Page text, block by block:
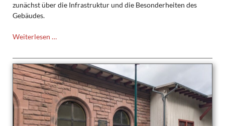
zunächst über die Infrastruktur und die Besonderheiten des
Gebäudes.
Weiterlesen …
10.
Klassen
des
Thomas-
Mann-
Gymnasiums
bei